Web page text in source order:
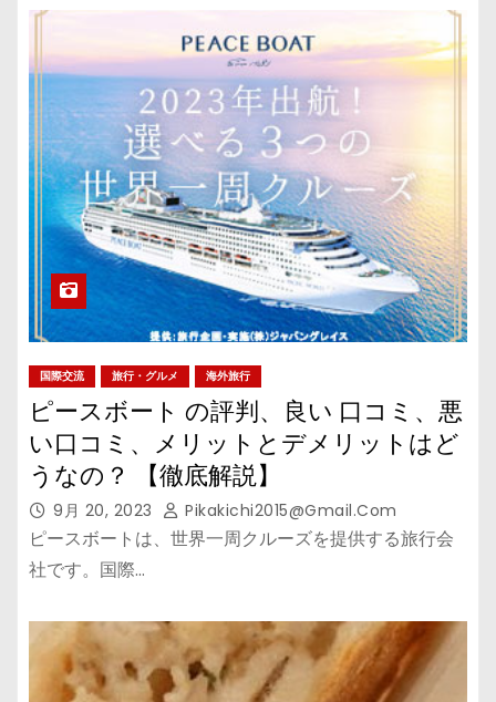
国際交流 旅行・グルメ 海外旅行
ピースボート の評判、良い 口コミ、悪
い口コミ、メリットとデメリットはど
うなの？ 【徹底解説】
9月 20, 2023 Pikakichi2015@gmail.com
ピースボートは、世界一周クルーズを提供する旅行会
社です。国際…